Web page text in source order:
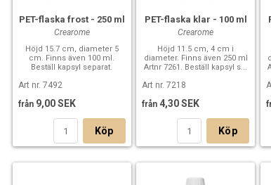
PET-flaska frost - 250 ml
Crearome
Höjd 15.7 cm, diameter 5
cm. Finns även 100 ml.
Beställ kapsyl separat.
Art nr. 7492
från 9,00 SEK
Köp
PET-flaska klar - 100 ml
Crearome
Höjd 11.5 cm, 4 cm i
diameter. Finns även 250 ml
Artnr 7261. Beställ kapsyl s...
Art nr. 7218
från 4,30 SEK
Köp